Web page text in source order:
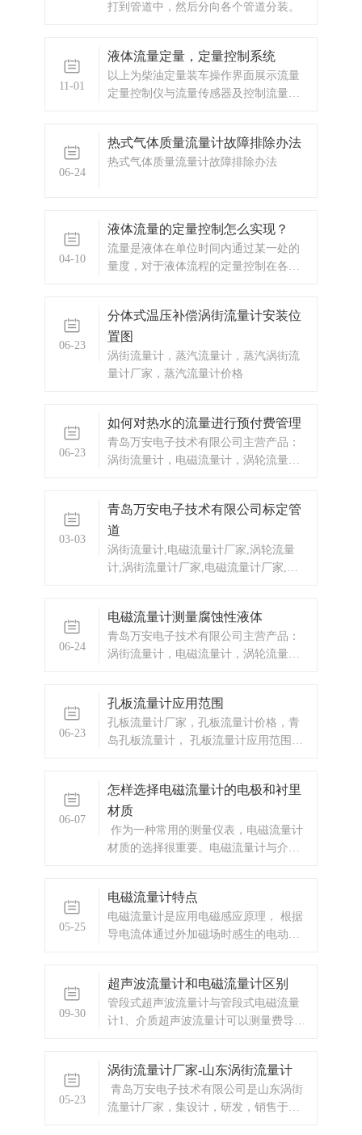
打到管道中，然后分向各个管道分装。
11-01
液体流量定量，定量控制系统
以上为柴油定量装车操作界面展示流量
定量控制仪与流量传感器及控制流量通
量控制系统。本流量定量控制仪按输入
信号分为频率脉冲输入型和流量变送信
06-24
热式气体质量流量计故障排除办法
热式气体质量流量计故障排除办法
04-10
液体流量的定量控制怎么实现？
流量是液体在单位时间内通过某一处的
量度，对于液体流程的定量控制在各种
06-23
分体式温压补偿涡街流量计安装位
置图
涡街流量计，蒸汽流量计，蒸汽涡街流
量计厂家，蒸汽流量计价格
06-23
如何对热水的流量进行预付费管理
青岛万安电子技术有限公司主营产品：
涡街流量计，电磁流量计，涡轮流量
系统，显示仪表，热量表，差压式仪
表，分析仪器，水质监测设备，压力仪
表等，以及承接电气自动化项目。
03-03
青岛万安电子技术有限公司标定管
道
涡街流量计,电磁流量计厂家,涡轮流量
计,涡街流量计厂家,电磁流量计厂家,液
茨表,分析仪器,液位计
06-24
电磁流量计测量腐蚀性液体
青岛万安电子技术有限公司主营产品：
涡街流量计，电磁流量计，涡轮流量
等，以及承接电气自动化项目。
06-23
孔板流量计应用范围
孔板流量计厂家，孔板流量计价格，青
岛孔板流量计， 孔板流量计应用范围比
泛适用于冶金、电力、煤炭、化工、石
油、交通、建筑、轻纺、食品、医药、
农业、环境保护及人民日常生活等国民
经济各个领域。能源计量能源分为一次
06-07
怎样选择电磁流量计的电极和衬里
材质
作为一种常用的测量仪表，电磁流量计
材质的选择很重要。电磁流量计与介质
极以及衬里材料。
05-25
电磁流量计特点
电磁流量计是应用电磁感应原理， 根据
导电流体通过外加磁场时感生的电动势
磁场。
09-30
超声波流量计和电磁流量计区别
管段式超声波流量计与管段式电磁流量
计1、介质超声波流量计可以测量费导电
导电率高的液体，可以测量强酸强碱。
不能测量石油制品和有机溶剂等。2、精
度（1） 单声道超声波流量计精度
05-23
涡街流量计厂家-山东涡街流量计
青岛万安电子技术有限公司是山东涡街
流量计厂家，集设计，研发，销售于一